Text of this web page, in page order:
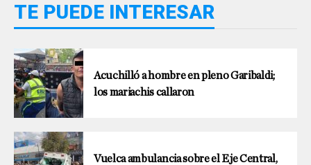
TE PUEDE INTERESAR
Acuchilló a hombre en pleno Garibaldi;
los mariachis callaron
Vuelca ambulancia sobre el Eje Central,